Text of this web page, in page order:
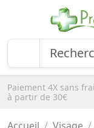
Paiement 4X sans
à partir de 30€